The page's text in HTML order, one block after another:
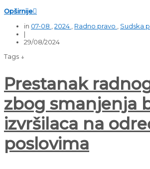
Opširnije
in 07-08 2024 Radno pravo
Sudska
|
29/08/2024
Tags ↓
Prestanak
zbog smanjenja
izvršilaca na
poslovima